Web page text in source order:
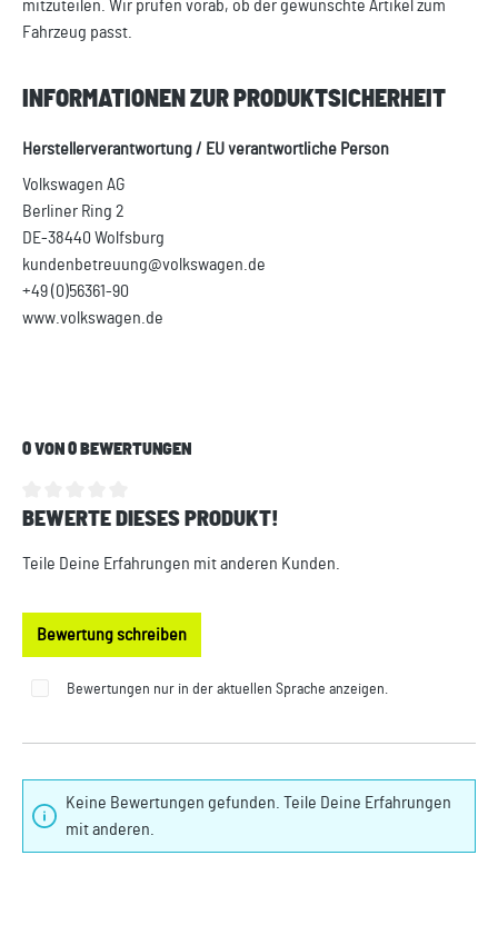
mitzuteilen. Wir prüfen vorab, ob der gewünschte Artikel zum
Fahrzeug passt.
INFORMATIONEN ZUR PRODUKTSICHERHEIT
Herstellerverantwortung / EU verantwortliche Person
Volkswagen AG
Berliner Ring 2
DE-38440 Wolfsburg
kundenbetreuung@volkswagen.de
+49 (0)56361-90
www.volkswagen.de
0 VON 0 BEWERTUNGEN
Durchschnittliche Bewertung von 0 von 5 Sternen
BEWERTE DIESES PRODUKT!
Teile Deine Erfahrungen mit anderen Kunden.
Bewertung schreiben
Bewertungen nur in der aktuellen Sprache anzeigen.
Keine Bewertungen gefunden. Teile Deine Erfahrungen
mit anderen.